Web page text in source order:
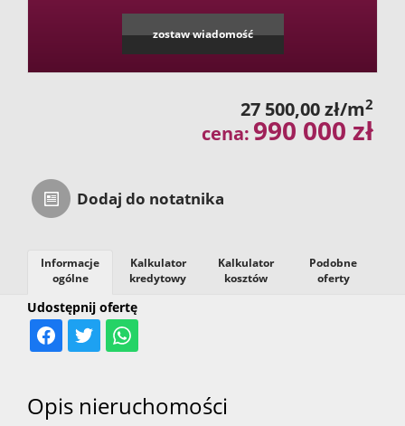
zostaw wiadomość
27 500,00 zł/m2
cena: 990 000 zł
Dodaj do notatnika
Udostępnij ofertę
Informacje
ogólne
Kalkulator
kredytowy
Kalkulator
kosztów
Podobne
oferty
Opis nieruchomości